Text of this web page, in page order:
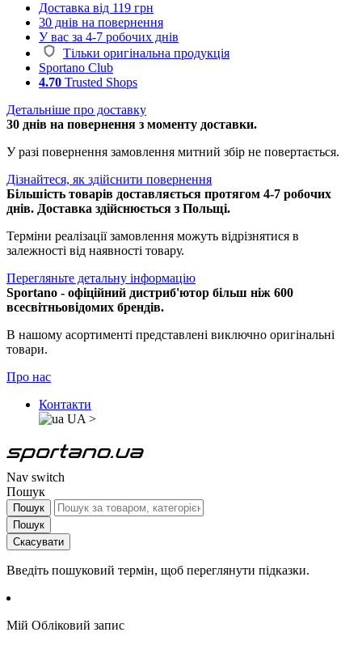
Доставка від 119 грн
30 днів на повернення
У вас за 4-7 робочих днів
Тільки оригінальна продукція
Sportano Club
4.70 Trusted Shops
Детальніше про доставку
30 днів на повернення з моменту доставки.
У разі повернення замовлення митний збір не повертається.
Дізнайтеся, як здійснити повернення
Більшість товарів доставляється протягом 4-7 робочих
днів. Доставка здійснюється з Польщі.
Терміни реалізації замовлення можуть відрізнятися в
залежності від наявності товару.
Перегляньте детальну інформацію
Sportano - офіційний дистриб'ютор більш ніж 600
всесвітньовідомих брендів.
В нашому асортименті представлені виключно оригінальні
товари.
Про нас
Контакти
UA >
Nav switch
Пошук
Пошук
Пошук
Скасувати
Введіть пошуковий термін, щоб переглянути підказки.
Мій Обліковий запис